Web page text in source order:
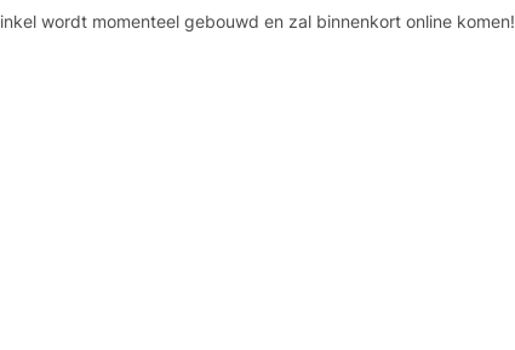
wordt momenteel gebouwd en zal binnenkort online komen!